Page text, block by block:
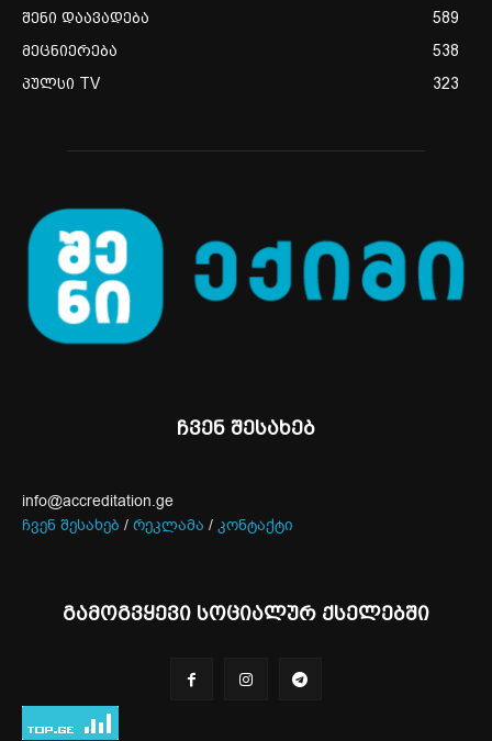
შენი დაავადება
589
მეცნიერება
538
პულსი TV
323
ჩვენ შესახებ
info@accreditation.ge
ჩვენ შესახებ / რეკლამა / კონტაქტი
გამოგვყევი სოციალურ ქსელებში